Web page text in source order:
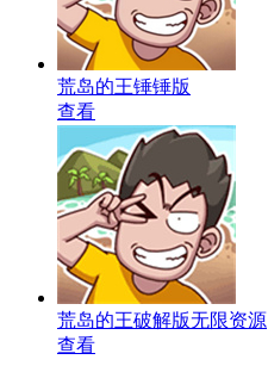
荒岛的王锤锤版
查看
荒岛的王破解版无限资源
查看